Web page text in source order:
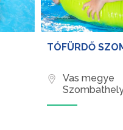
TÓFÜRDŐ
Vas megye